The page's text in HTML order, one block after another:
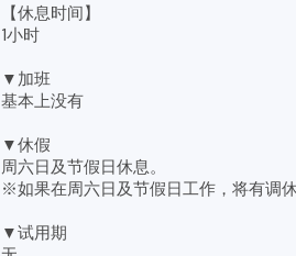
【休息时间】
1小时
▼加班
基本上没有
▼休假
周六日及节假日休息。
※如果在周六日及节假日工作，将有调
▼试用期